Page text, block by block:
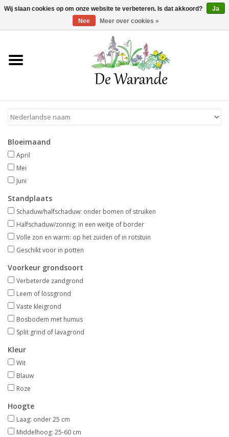
Winkelwagen >0 Artikelen - €0,00
Home
Voorjaarsbloeiers
Zomerbloeiers
Herfstbloeiers
Schaduwplanten
Aanbiedingen
Bodemverbetering
Overige producten
Advies
Onze tuinen!
Sterke Bollen Dagen
Nieuws
Bloeimaand
April
Mei
Juni
Standplaats
Schaduw/halfschaduw: onder bomen of struiken
Halfschaduw/zonnig: in een weitje of border
Volle zon en warm: op het zuiden of in rotstuin
Geschikt voor in potten
Voorkeur grondsoort
Verbeterde zandgrond
Leem of lössgrond
Vaste kleigrond
Bosbodem met humus
Split grind of lavagrond
Kleur
Wit
Blauw
Roze
Hoogte
Laag: onder 25 cm
Middelhoog: 25-60 cm
Wij slaan cookies op om onze website te verbeteren. Is dat akkoord?
Ja
Nee
Meer over cookies »